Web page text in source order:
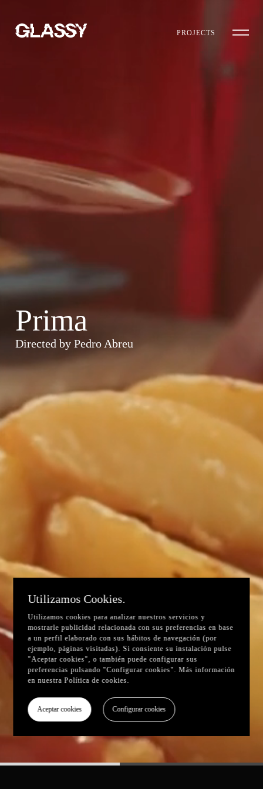
PROJECTS
Prima
Directed by Pedro Abreu
Utilizamos Cookies.
Utilizamos cookies para analizar nuestros servicios y
mostrarle publicidad relacionada con sus preferencias en base
a un perfil elaborado con sus hábitos de navegación (por
ejemplo, páginas visitadas). Si consiente su instalación pulse
"Aceptar cookies", o también puede configurar sus
preferencias pulsando "Configurar cookies". Más información
en nuestraPolítica de cookies.
Aceptar cookies Configurar cookies